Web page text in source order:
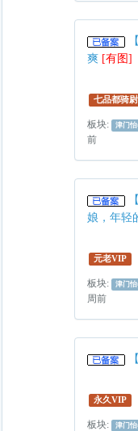
爽 [有图]
七品都骑尉
板块: 津门
前
娘，年轻
元老VIP
板块: 津门
周前
永久VIP
板块: 津门